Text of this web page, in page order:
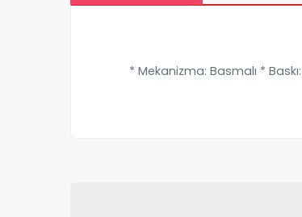
* Mekanizma: Basmalı *